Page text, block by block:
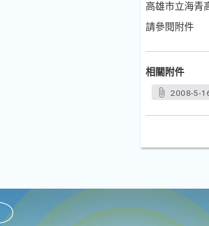
高雄市立海青
請參閱附件
相關附件
2008-5-